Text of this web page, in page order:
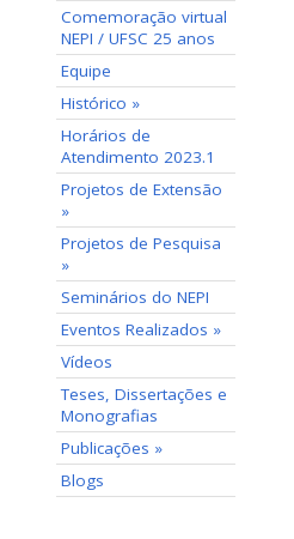
Comemoração virtual
NEPI / UFSC 25 anos
Equipe
Histórico »
Horários de
Atendimento 2023.1
Projetos de Extensão
»
Projetos de Pesquisa
»
Seminários do NEPI
Eventos Realizados »
Vídeos
Teses, Dissertações e
Monografias
Publicações »
Blogs